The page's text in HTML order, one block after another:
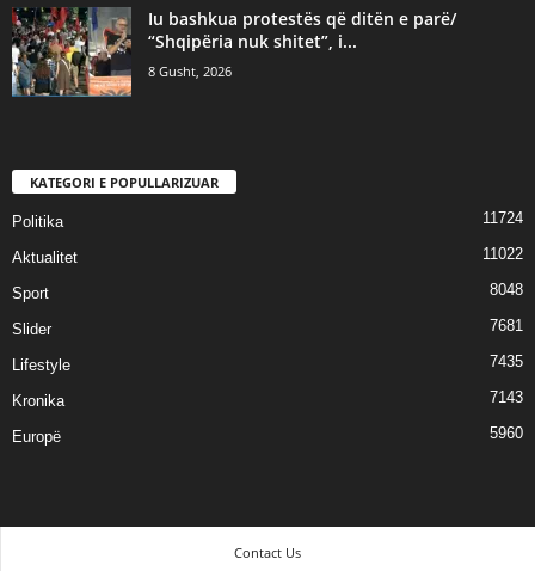
Iu bashkua protestës që ditën e parë/
“Shqipëria nuk shitet”, i...
8 Gusht, 2026
KATEGORI E POPULLARIZUAR
Politika 11724
Aktualitet 11022
Sport 8048
Slider 7681
Lifestyle 7435
Kronika 7143
Europë 5960
Contact Us